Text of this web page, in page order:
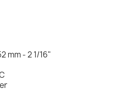
mm - 2 1/16"